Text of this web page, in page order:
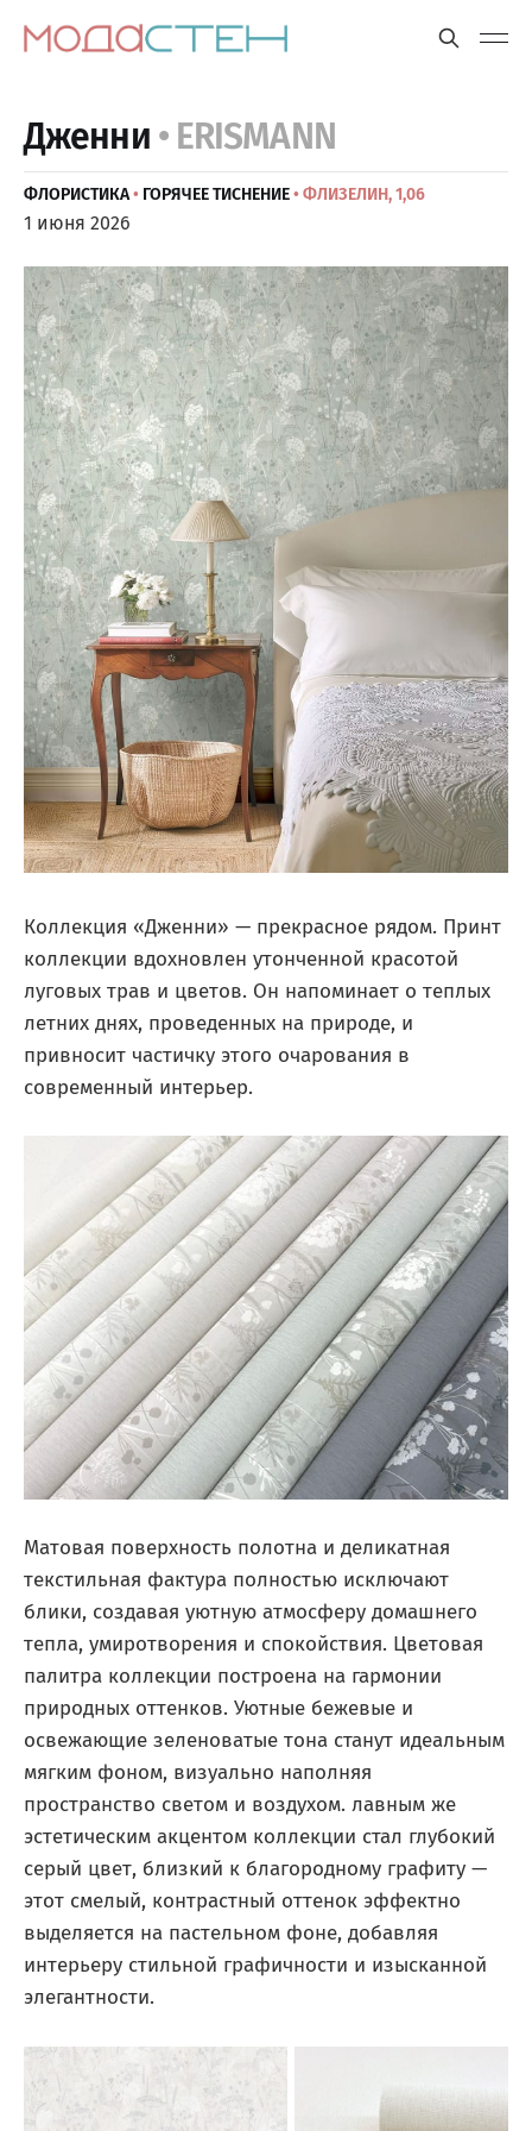
Дженни • ERISMANN
ФЛОРИСТИКА• ГОРЯЧЕЕ ТИСНЕНИЕ• ФЛИЗЕЛИН, 1,06
1 июня 2026
Коллекция «Дженни» — прекрасное рядом. Принт
коллекции вдохновлен утонченной красотой
луговых трав и цветов. Он напоминает о теплых
летних днях, проведенных на природе, и
привносит частичку этого очарования в
современный интерьер.
Матовая поверхность полотна и деликатная
текстильная фактура полностью исключают
блики, создавая уютную атмосферу домашнего
тепла, умиротворения и спокойствия. Цветовая
палитра коллекции построена на гармонии
природных оттенков. Уютные бежевые и
освежающие зеленоватые тона станут идеальным
мягким фоном, визуально наполняя
пространство светом и воздухом. лавным же
эстетическим акцентом коллекции стал глубокий
серый цвет, близкий к благородному графиту —
этот смелый, контрастный оттенок эффектно
выделяется на пастельном фоне, добавляя
интерьеру стильной графичности и изысканной
элегантности.